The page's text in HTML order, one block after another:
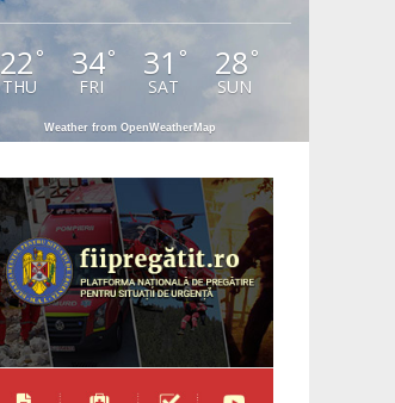
22 °
THU
34°
FRI
31 °
SAT
28 °
SUN
Weather from OpenWeatherMap